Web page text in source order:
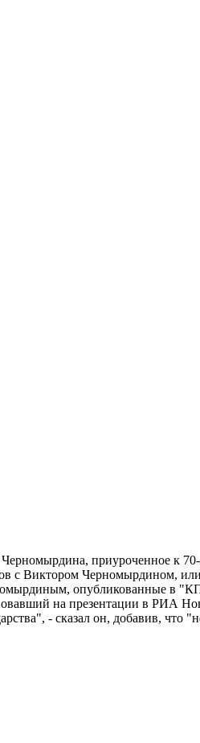
приуроченное к
с Виктором Черномырдином,
опубликованные в "КП"
на презентации в РИА
- сказал он, добавив, что